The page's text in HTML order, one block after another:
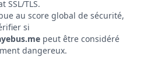
SSL/TLS.
au score global de sécurité,
si
peut être considéré
dangereux.